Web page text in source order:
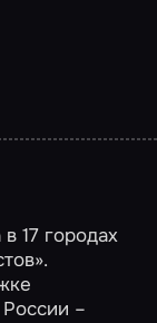
17 городах
.
–